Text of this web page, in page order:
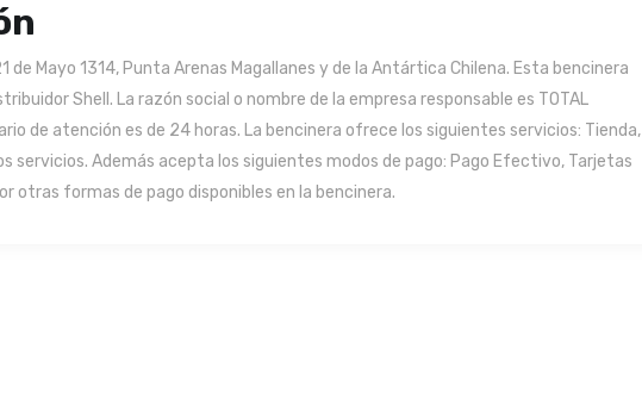
de Mayo 1314, Punta Arenas Magallanes y de la Antártica Chilena. Esta bencinera
Shell. La razón social o nombre de la empresa responsable es TOTAL
de atención es de 24 horas. La bencinera ofrece los siguientes servicios: Tienda,
servicios. Además acepta los siguientes modos de pago: Pago Efectivo, Tarjetas
otras formas de pago disponibles en la bencinera.